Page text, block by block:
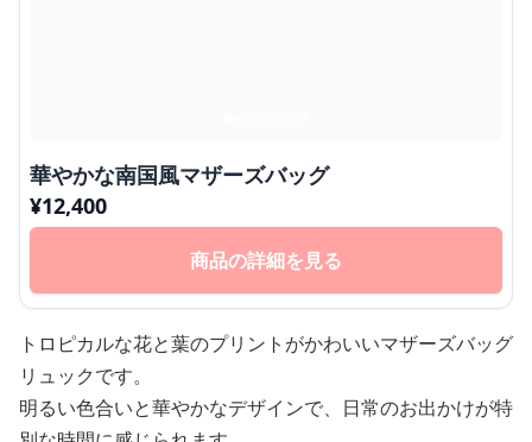
華やかな南国風マザーズバッグ
¥12,400
商品の詳細を見る
トロピカルな花と葉のプリントがかわいいマザーズバッグ
リュックです。
明るい色合いと華やかなデザインで、日常のお出かけが特